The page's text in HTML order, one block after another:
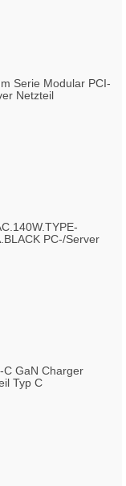
Serie Modular PCI-
Netzteil
PC-/Server
C GaN Charger
Typ C